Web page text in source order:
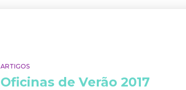
ARTIGOS
Oficinas de Verão 2017